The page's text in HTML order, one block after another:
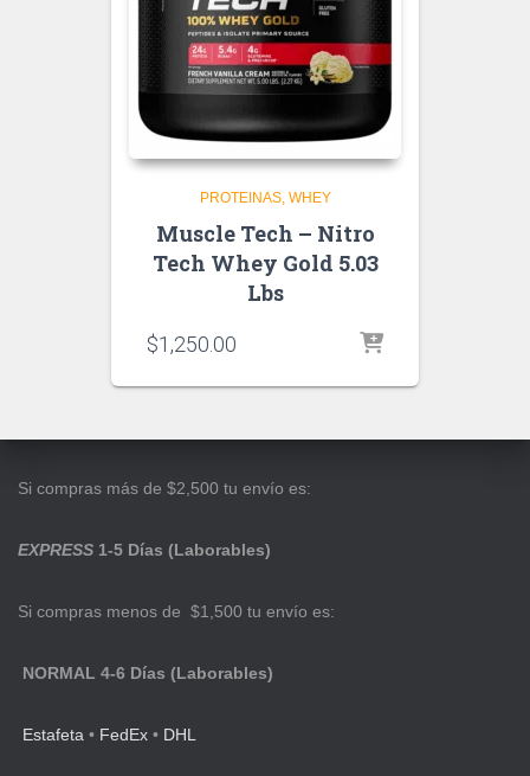
PROTEINAS WHEY
Muscle Tech – Nitro
Tech Whey Gold 5.03
Lbs
$1,250.00
Si compras más de $2,500 tu envío es:
EXPRESS 1-5 Días (Laborables)
Si compras menos de $1,500 tu envío es:
NORMAL 4-6 Días (Laborables)
Estafeta • FedEx • DHL